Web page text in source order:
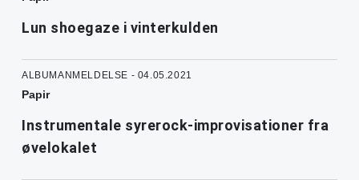
Lun shoegaze i vinterkulden
ALBUMANMELDELSE - 04.05.2021
Papir
Instrumentale syrerock-improvisationer fra
øvelokalet